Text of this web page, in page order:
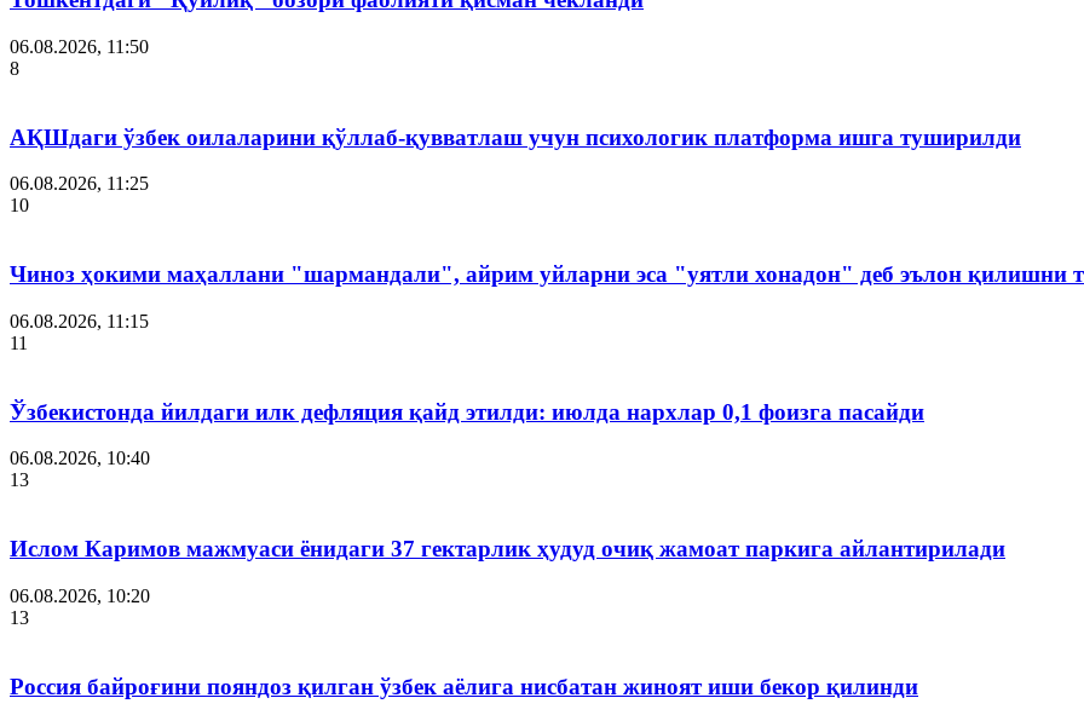
06.08.2026, 11:50
8
АҚШдаги ўзбек оилаларини қўллаб-қувватлаш учун психологик платформа ишга туширилди
06.08.2026, 11:25
10
Чиноз ҳокими маҳаллани "шармандали", айрим уйларни эса "уятли хонадон" деб эълон қилишни
06.08.2026, 11:15
11
Ўзбекистонда йилдаги илк дефляция қайд этилди: июлда нархлар 0,1 фоизга пасайди
06.08.2026, 10:40
13
Ислом Каримов мажмуаси ёнидаги 37 гектарлик ҳудуд очиқ жамоат паркига айлантирилади
06.08.2026, 10:20
13
Россия байроғини пояндоз қилган ўзбек аёлига нисбатан жиноят иши бекор қилинди